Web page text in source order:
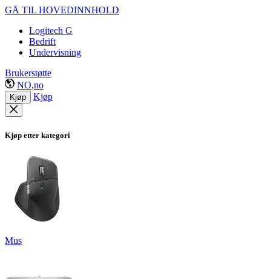
GÅ TIL HOVEDINNHOLD
Logitech G
Bedrift
Undervisning
Brukerstøtte
NO,no
Kjøp Kjøp
Kjøp etter kategori
Mus